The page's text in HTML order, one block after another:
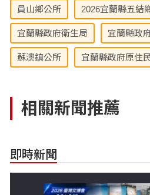
員山鄉公所 2026宜蘭縣五結
宜蘭縣政府衛生局 宜蘭縣政
蘇澳鎮公所 宜蘭縣政府原住
相關新聞推薦
即時新聞